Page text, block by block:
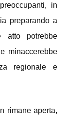
in
preparando a
potrebbe
minaccerebbe
regionale e
rimane aperta,